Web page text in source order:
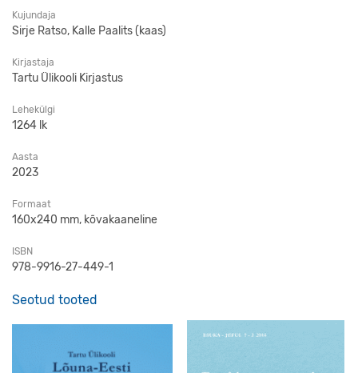
Kujundaja
Sirje Ratso, Kalle Paalits (kaas)
Kirjastaja
Tartu Ülikooli Kirjastus
Lehekülgi
1264 lk
Aasta
2023
Formaat
160x240 mm, kõvakaaneline
ISBN
978-9916-27-449-1
Seotud tooted